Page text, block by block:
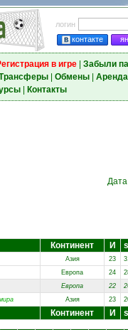
логин
контакте
в игре| Забыли
| Обмены| Аренда
| Контакты
Дата
Континент И
Азия 23
Европа 24
Европа 22
Азия 23
Континент И